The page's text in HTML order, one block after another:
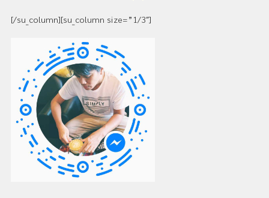
[/su_column][su_column size=”1/3″]